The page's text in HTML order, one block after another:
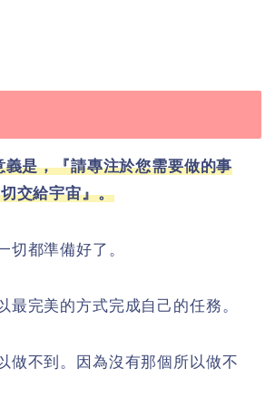
義是，『請專注於您需要做的事
交給宇宙』。
切都準備好了。
最完美的方式完成自己的任務。
做不到。因為沒有那個所以做不